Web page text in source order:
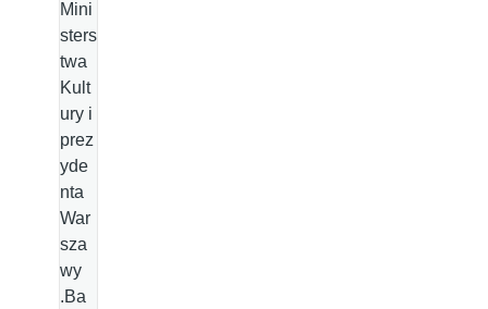
Mini
sters
twa
Kult
ury i
prez
yde
nta
War
sza
wy
.Ba